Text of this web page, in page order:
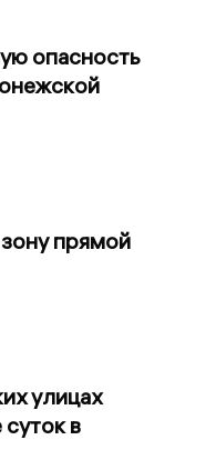
опасность
прямой
улицах
в